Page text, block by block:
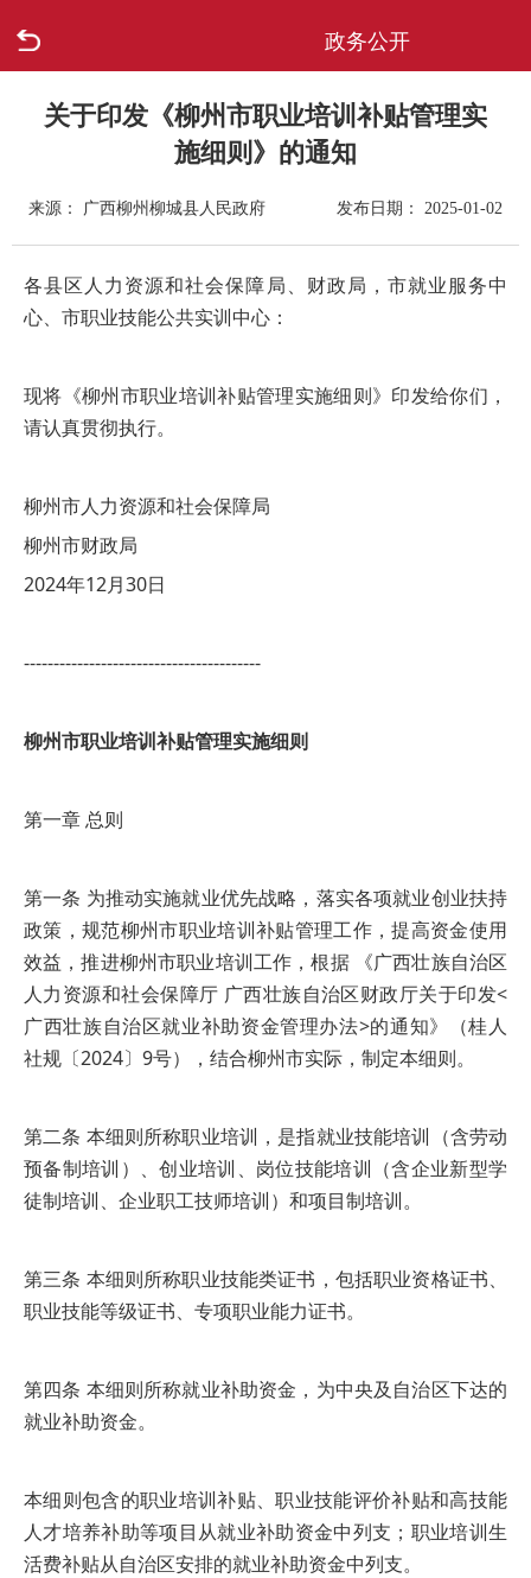
政务公开
走进柳城
政府信息公开
网上办事
数据专题
关于印发《柳州市职业培训补贴管理实
施细则》的通知
来源： 广西柳州柳城县人民政府 发布日期： 2025-01-02
各县区人力资源和社会保障局、财政局，市就业服务中
心、市职业技能公共实训中心：
现将《柳州市职业培训补贴管理实施细则》印发给你们，
请认真贯彻执行。
柳州市人力资源和社会保障局
柳州市财政局
2024年12月30日
----------------------------------------
柳州市职业培训补贴管理实施细则
第一章 总则
第一条 为推动实施就业优先战略，落实各项就业创业扶持
政策，规范柳州市职业培训补贴管理工作，提高资金使用
效益，推进柳州市职业培训工作，根据 《广西壮族自治区
人力资源和社会保障厅 广西壮族自治区财政厅关于印发<
广西壮族自治区就业补助资金管理办法>的通知》（桂人
社规〔2024〕9号），结合柳州市实际，制定本细则。
第二条 本细则所称职业培训，是指就业技能培训（含劳动
预备制培训）、创业培训、岗位技能培训（含企业新型学
徒制培训、企业职工技师培训）和项目制培训。
第三条 本细则所称职业技能类证书，包括职业资格证书、
职业技能等级证书、专项职业能力证书。
第四条 本细则所称就业补助资金，为中央及自治区下达的
就业补助资金。
本细则包含的职业培训补贴、职业技能评价补贴和高技能
人才培养补助等项目从就业补助资金中列支；职业培训生
活费补贴从自治区安排的就业补助资金中列支。